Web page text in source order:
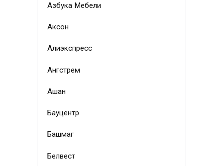
Азбука Мебели
Аксон
Алиэкспресс
Ангстрем
Ашан
Бауцентр
Башмаг
Белвест